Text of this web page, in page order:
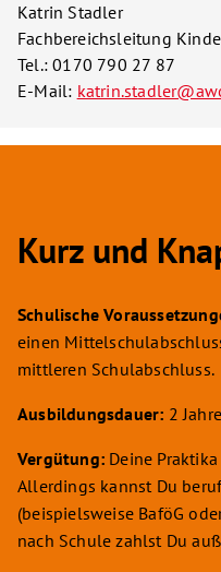
Katrin Stadler
Fachbereichsleitung
Tel.: 0170 790 27 87
E-Mail:
Kurz und
Schulische
einen
mittleren Schulabschluss.
Ausbildungsdauer: 2 Jahre
Vergütung: Deine
Allerdings kannst Du
(beispielsweise BaföG
nach Schule zahlst Du